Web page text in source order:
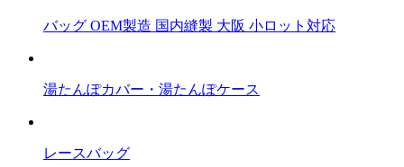
バッグ OEM製造 国内縫製 大阪 小ロット対応
湯たんぽカバー・湯たんぽケース
レースバッグ